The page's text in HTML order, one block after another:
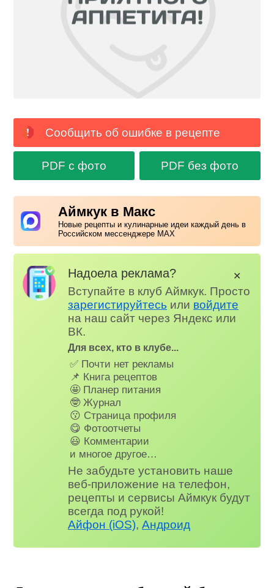
Сообщить об ошибке в рецепте
PDF с фото PDF без фото
Аймкук в Макс
Новые рецепты и кулинарные идеи каждый день в
Российском мессенджере MAX
Надоела реклама?
Вступайте в клуб Аймкук. Просто
зарегистируйтесь или войдите
на наш сайт через Яндекс или
ВК.
Для всех, кто в клубе...
✅ Почти нет рекламы
📌 Книга рецептов
🤩 Планер питания
🤓 Журнал
😗 Страница профиля
😋 Фотоотчеты
😃 Комментарии
и многое другое…
Не забудьте установить наше
веб-приложение на телефон,
рецепты и сервисы Аймкук будут
всегда под рукой!
Айфон (iOS),Андроид
✕